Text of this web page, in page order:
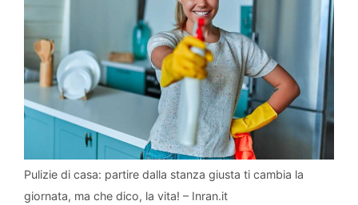
Pulizie di casa: partire dalla stanza giusta ti cambia la
giornata, ma che dico, la vita! – Inran.it